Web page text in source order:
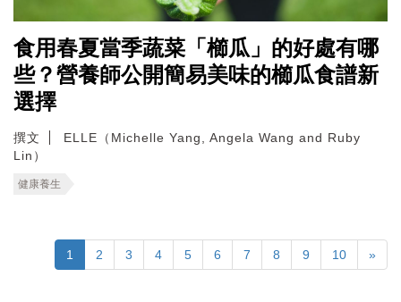
食用春夏當季蔬菜「櫛瓜」的好處有哪
些？營養師公開簡易美味的櫛瓜食譜新
選擇
撰文
ELLE（Michelle Yang, Angela Wang and Ruby
Lin）
健康養生
1 2 3 4 5 6 7 8 9 10 »